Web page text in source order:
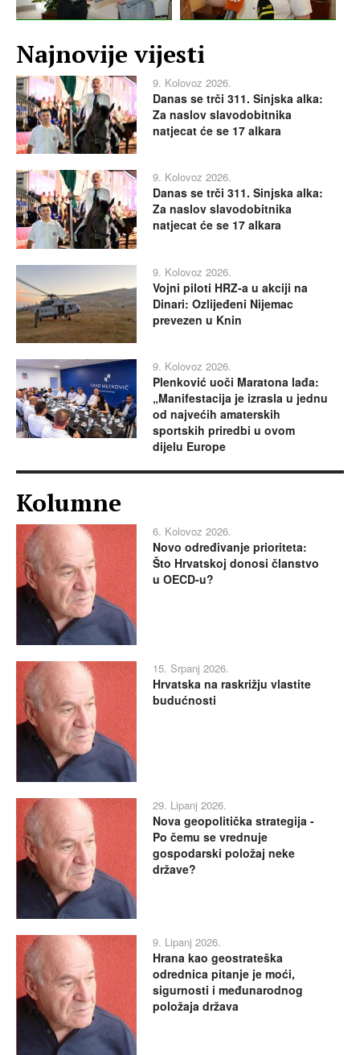
Najnovije vijesti
9. Kolovoz 2026.
Danas se trči 311. Sinjska alka:
Za naslov slavodobitnika
natjecat će se 17 alkara
9. Kolovoz 2026.
Danas se trči 311. Sinjska alka:
Za naslov slavodobitnika
natjecat će se 17 alkara
9. Kolovoz 2026.
Vojni piloti HRZ-a u akciji na
Dinari: Ozlijeđeni Nijemac
prevezen u Knin
9. Kolovoz 2026.
Plenković uoči Maratona lađa:
„Manifestacija je izrasla u jednu
od najvećih amaterskih
sportskih priredbi u ovom
dijelu Europe
Kolumne
6. Kolovoz 2026.
Novo određivanje prioriteta:
Što Hrvatskoj donosi članstvo
u OECD-u?
15. Srpanj 2026.
Hrvatska na raskrižju vlastite
budućnosti
29. Lipanj 2026.
Nova geopolitička strategija -
Po čemu se vrednuje
gospodarski položaj neke
države?
9. Lipanj 2026.
Hrana kao geostrateška
odrednica pitanje je moći,
sigurnosti i međunarodnog
položaja država